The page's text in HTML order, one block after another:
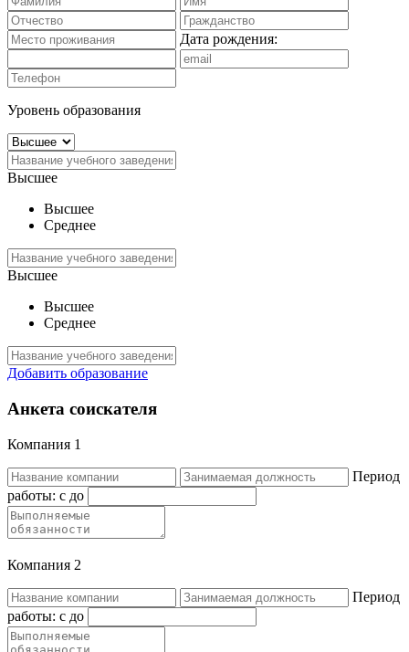
Дата рождения:
Уровень образования
Высшее
Высшее
Среднее
Высшее
Высшее
Среднее
Добавить образование
Анкета соискателя
Компания 1
Период
работы: c до
Компания 2
Период
работы: c до